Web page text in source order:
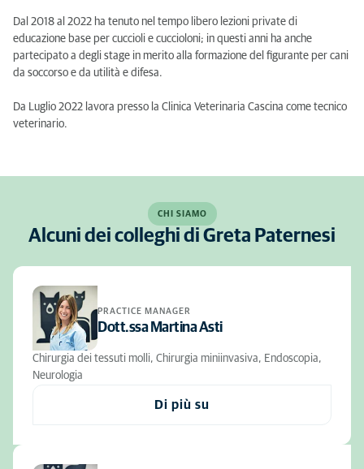
Dal 2018 al 2022 ha tenuto nel tempo libero lezioni private di
educazione base per cuccioli e cuccioloni; in questi anni ha anche
partecipato a degli stage in merito alla formazione del figurante per cani
da soccorso e da utilità e difesa.
Da Luglio 2022 lavora presso la Clinica Veterinaria Cascina come tecnico
veterinario.
CHI SIAMO
Alcuni dei colleghi di Greta Paternesi
PRACTICE MANAGER
Dott.ssa Martina Asti
Chirurgia dei tessuti molli, Chirurgia miniinvasiva, Endoscopia,
Neurologia
Di più su